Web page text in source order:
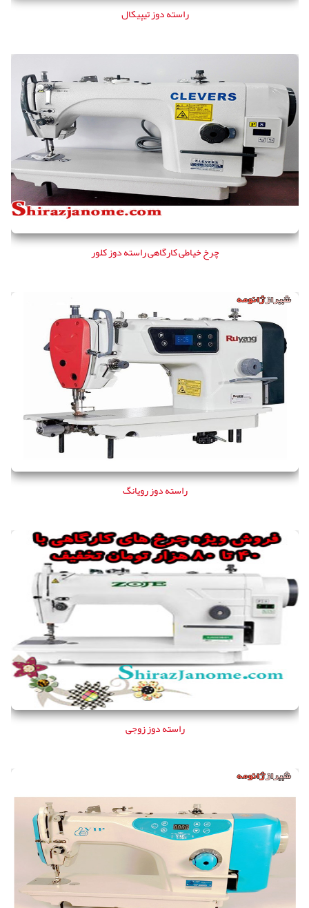
راسته دوز تیپیکال
چرخ خیاطی کارگاهی راسته دوز کلور
چرخ خیاطی کارگاهی راسته دوز کلور
راسته دوز رویانگ
راسته دوز رویانگ
راسته دوز زوجی
راسته دوز زوجی
چرخ راسته دوز VIP